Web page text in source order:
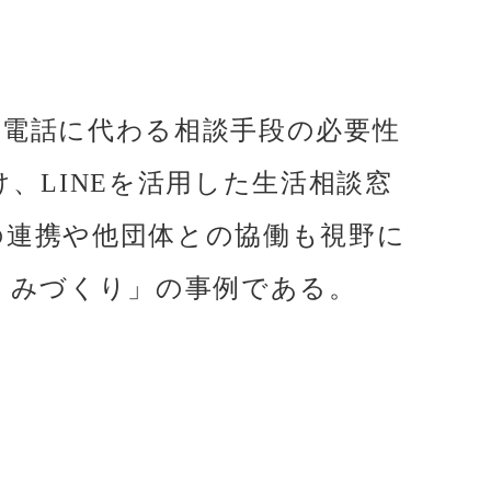
話に代わる相談手段の必要性
LINEを活用した生活相談窓
携や他団体との協働も視野に
づくり」の事例である。